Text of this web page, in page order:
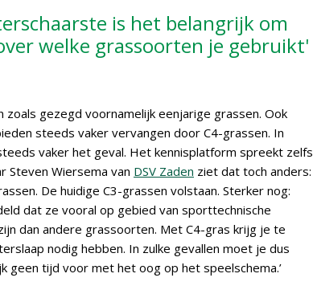
is het belangrijk om
welke grassoorten je gebruikt'
zoals gezegd voornamelijk eenjarige grassen. Ook
steeds vaker vervangen door C4-grassen. In
vaker het geval. Het kennisplatform spreekt zelfs
Steven Wiersema van DSV Zaden ziet dat toch anders:
De huidige C3-grassen volstaan. Sterker nog:
dat ze vooral op gebied van sporttechnische
dan andere grassoorten. Met C4-gras krijg je te
nodig hebben. In zulke gevallen moet je dus
geen tijd voor met het oog op het speelschema.’